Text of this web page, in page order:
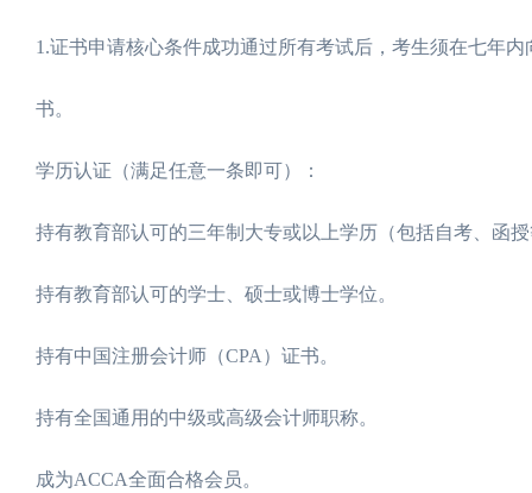
1.证书申请核心条件成功通过所有考试后，考生须在七年
书。
学历认证（满足任意一条即可）：
持有教育部认可的三年制大专或以上学历（包括自考、函
持有教育部认可的学士、硕士或博士学位。
持有中国注册会计师（CPA）证书。
持有全国通用的中级或高级会计师职称。
成为ACCA全面合格会员。